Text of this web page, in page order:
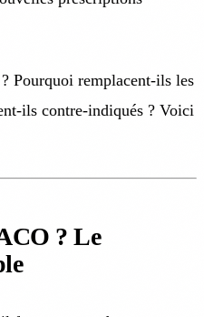
Pourquoi remplacent-ils les
ils contre-indiqués ? Voici
? Le